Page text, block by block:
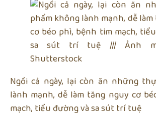
Ngồi cả ngày, lại còn ăn những
lành mạnh, dễ làm tăng nguy cơ
mạch, tiểu đường và sa sút trí tuệ